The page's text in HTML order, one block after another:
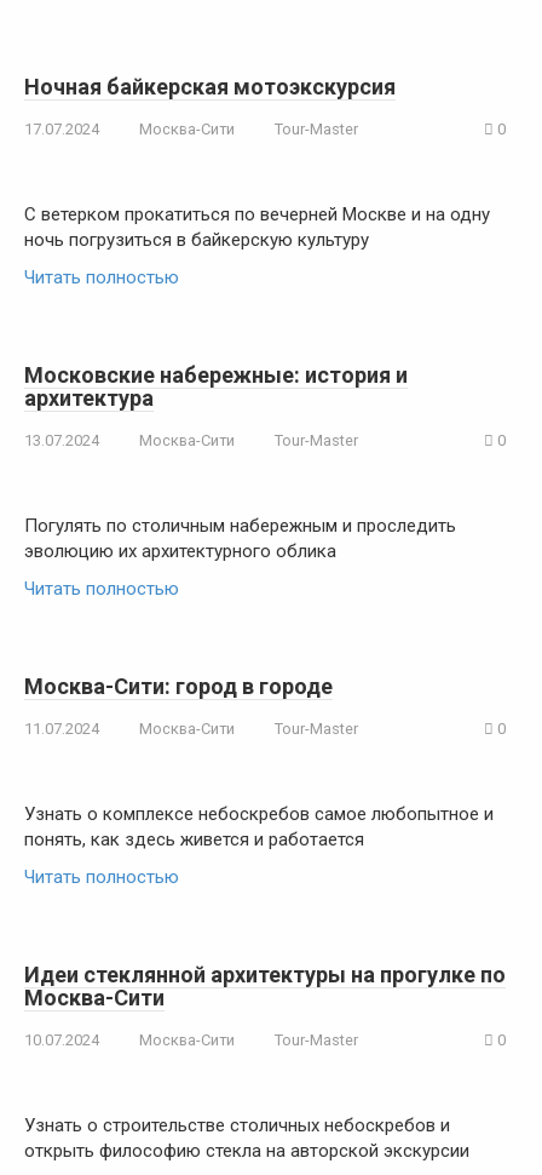
Ночная байкерская мотоэкскурсия
17.07.2024 Москва-Сити Tour-Master 0
С ветерком прокатиться по вечерней Москве и на одну
ночь погрузиться в байкерскую культуру
Читать полностью
Московские набережные: история и
архитектура
13.07.2024 Москва-Сити Tour-Master 0
Погулять по столичным набережным и проследить
эволюцию их архитектурного облика
Читать полностью
Москва-Сити: город в городе
11.07.2024 Москва-Сити Tour-Master 0
Узнать о комплексе небоскребов самое любопытное и
понять, как здесь живется и работается
Читать полностью
Идеи стеклянной архитектуры на прогулке по
Москва-Сити
10.07.2024 Москва-Сити Tour-Master 0
Узнать о строительстве столичных небоскребов и
открыть философию стекла на авторской экскурсии